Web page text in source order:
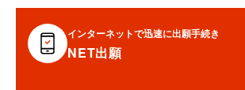
インターネットで迅速に出願手続き
NET出願